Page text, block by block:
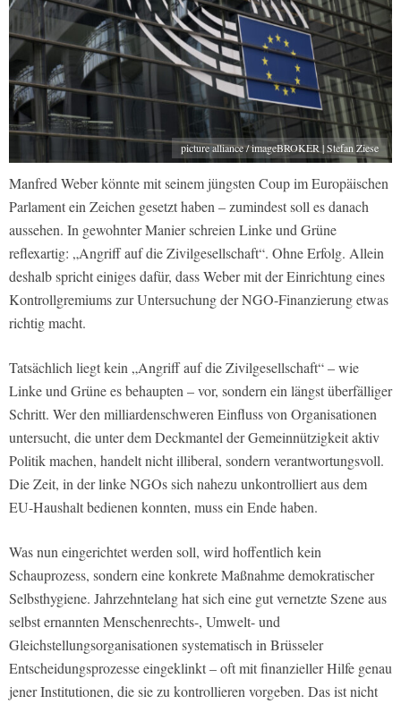
picture alliance / imageBROKER | Stefan Ziese
Manfred Weber könnte mit seinem jüngsten Coup im Europäischen
Parlament ein Zeichen gesetzt haben – zumindest soll es danach
aussehen. In gewohnter Manier schreien Linke und Grüne
reflexartig: „Angriff auf die Zivilgesellschaft“. Ohne Erfolg. Allein
deshalb spricht einiges dafür, dass Weber mit der Einrichtung eines
Kontrollgremiums zur Untersuchung der NGO-Finanzierung etwas
richtig macht.
Tatsächlich liegt kein „Angriff auf die Zivilgesellschaft“ – wie
Linke und Grüne es behaupten – vor, sondern ein längst überfälliger
Schritt. Wer den milliardenschweren Einfluss von Organisationen
untersucht, die unter dem Deckmantel der Gemeinnützigkeit aktiv
Politik machen, handelt nicht illiberal, sondern verantwortungsvoll.
Die Zeit, in der linke NGOs sich nahezu unkontrolliert aus dem
EU-Haushalt bedienen konnten, muss ein Ende haben.
Was nun eingerichtet werden soll, wird hoffentlich kein
Schauprozess, sondern eine konkrete Maßnahme demokratischer
Selbsthygiene. Jahrzehntelang hat sich eine gut vernetzte Szene aus
selbst ernannten Menschenrechts-, Umwelt- und
Gleichstellungsorganisationen systematisch in Brüsseler
Entscheidungsprozesse eingeklinkt – oft mit finanzieller Hilfe genau
jener Institutionen, die sie zu kontrollieren vorgeben. Das ist nicht